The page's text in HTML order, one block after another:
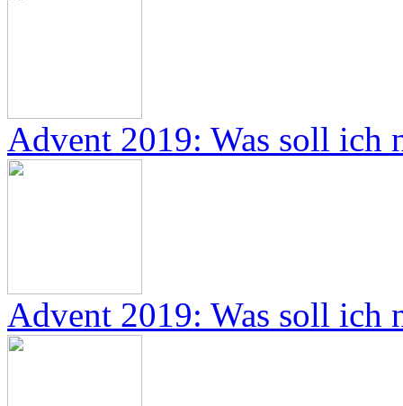
Advent 2019: Was soll ich
Advent 2019: Was soll ich